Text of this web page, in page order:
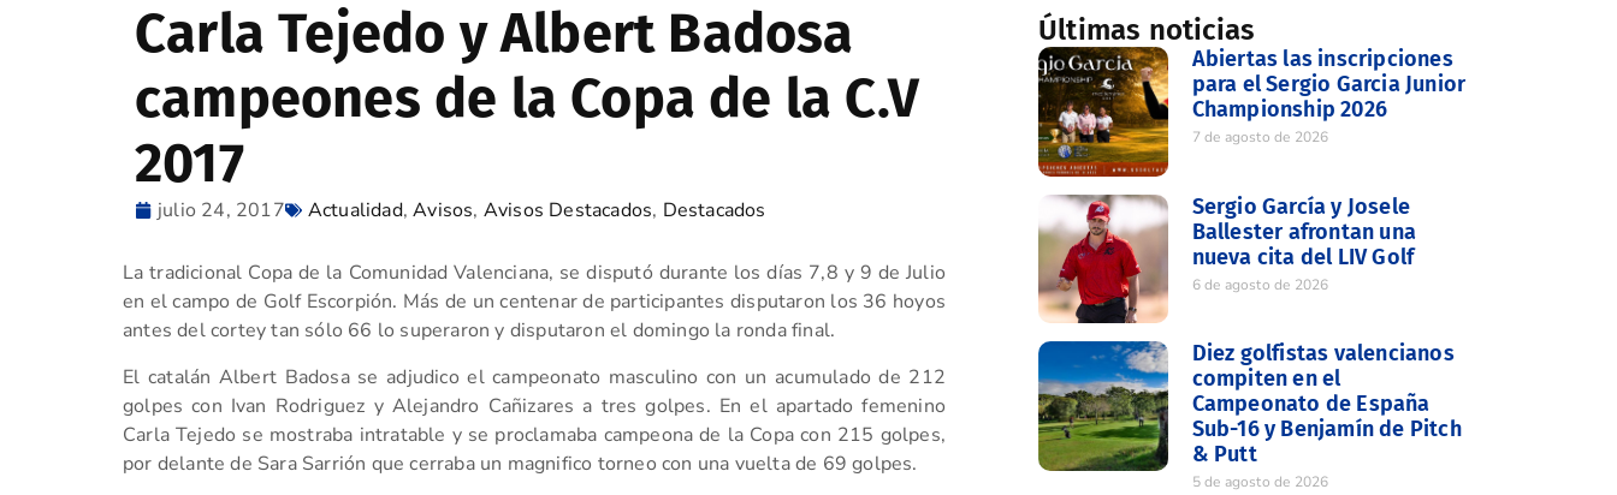
Carla Tejedo y Albert Badosa
campeones de la Copa de la C.V
2017
julio 24, 2017 Actualidad,Avisos, Avisos Destacados, Destacados
La tradicional Copa de la Comunidad Valenciana, se disputó durante los días 7,8 y 9 de Julio
en el campo de Golf Escorpión. Más de un centenar de participantes disputaron los 36 hoyos
antes del cortey tan sólo 66 lo superaron y disputaron el domingo la ronda final.
El catalán Albert Badosa se adjudico el campeonato masculino con un acumulado de 212
golpes con Ivan Rodriguez y Alejandro Cañizares a tres golpes. En el apartado femenino
Carla Tejedo se mostraba intratable y se proclamaba campeona de la Copa con 215 golpes,
por delante de Sara Sarrión que cerraba un magnifico torneo con una vuelta de 69 golpes.
Últimas noticias
Abiertas las inscripciones
para el Sergio Garcia Junior
Championship 2026
7 de agosto de 2026
Sergio García y Josele
Ballester afrontan una
nueva cita del LIV Golf
6 de agosto de 2026
Diez golfistas valencianos
compiten en el
Campeonato de España
Sub-16 y Benjamín de Pitch
& Putt
5 de agosto de 2026